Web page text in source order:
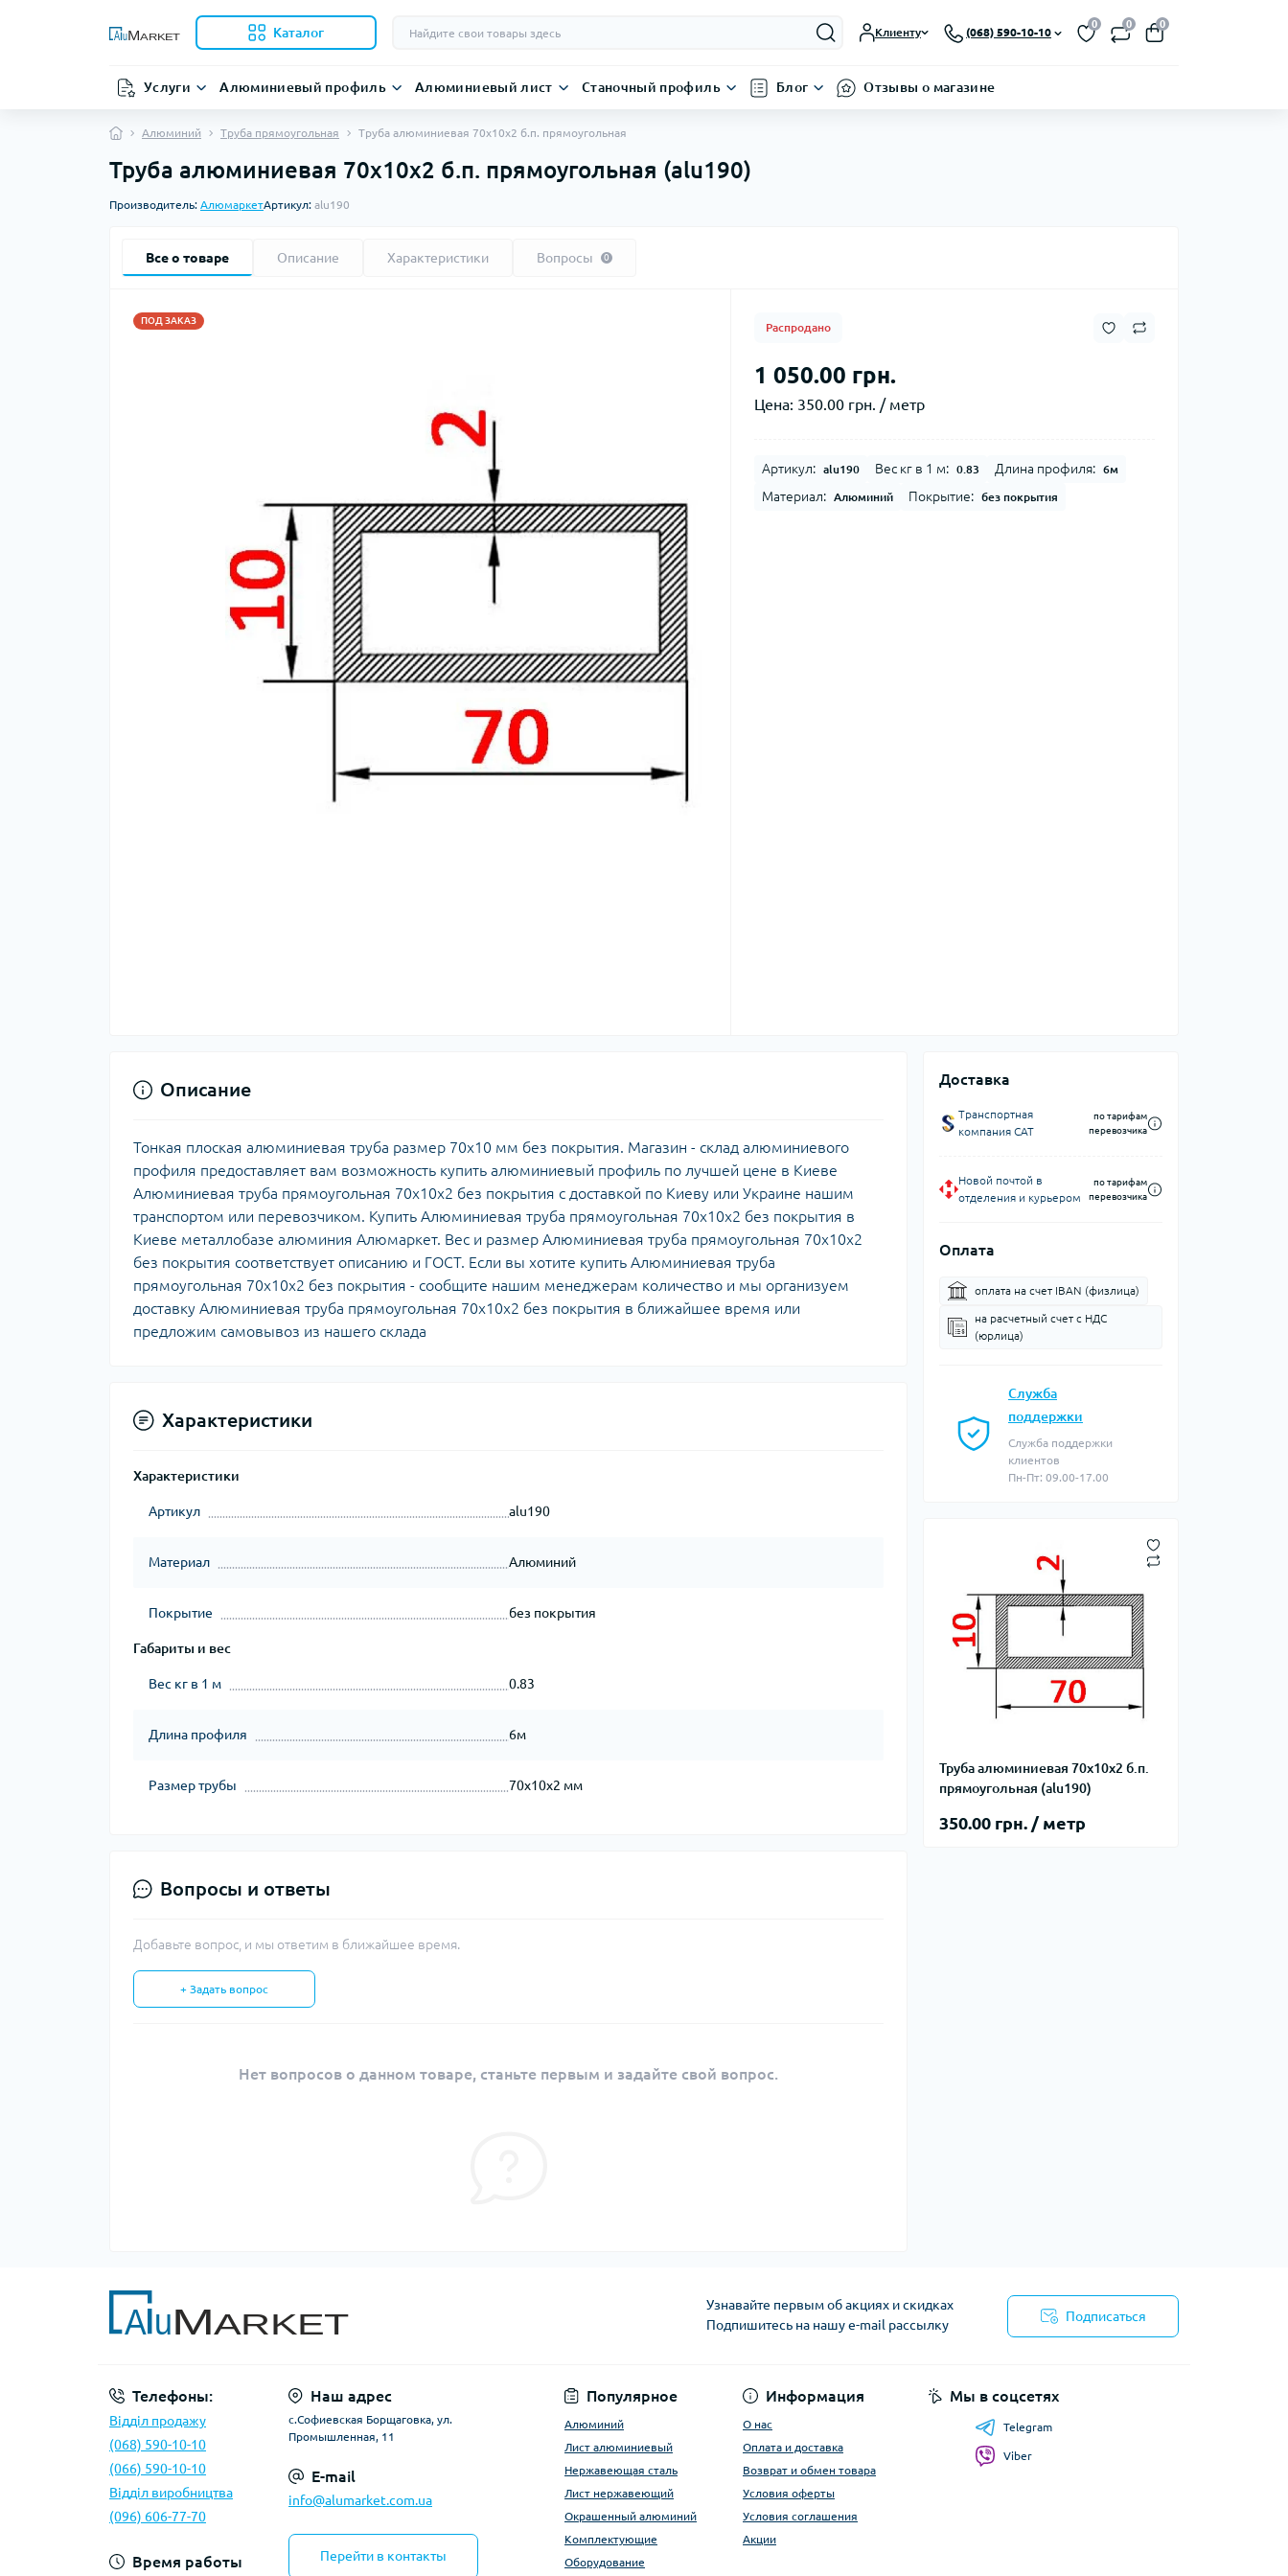
Каталог Клиенту (068) 590-10-10
0 0 0
Услуги Алюминиевый профиль Алюминиевый лист Станочный профиль Блог Отзывы о магазине
Алюминий Труба прямоугольная Труба алюминиевая 70х10х2 б.п. прямоугольная
Труба алюминиевая 70х10х2 б.п. прямоугольная (alu190)
Производитель: АлюмаркетАртикул: alu190
Все о товаре Описание Характеристики Вопросы 0
ПОД ЗАКАЗ
Распродано
1 050.00 грн.
Цена: 350.00 грн. / метр
Артикул: alu190 Вес кг в 1 м: 0.83 Длина профиля: 6м
Материал: Алюминий Покрытие: без покрытия
Доставка
Транспортная
компания CAT
по тарифам
перевозчика
Новой почтой в
отделения и курьером
по тарифам
перевозчика
Оплата
оплата на счет IBAN (физлица)
на расчетный счет c НДС
(юрлица)
Служба
поддержки
Служба поддержки
клиентов
Пн-Пт: 09.00-17.00
Труба алюминиевая 70х10х2 б.п.
прямоугольная (alu190)
350.00 грн. / метр
Описание
Тонкая плоская алюминиевая труба размер 70х10 мм без покрытия. Магазин - склад алюминиевого
профиля предоставляет вам возможность купить алюминиевый профиль по лучшей цене в Киеве
Алюминиевая труба прямоугольная 70х10х2 без покрытия с доставкой по Киеву или Украине нашим
транспортом или перевозчиком. Купить Алюминиевая труба прямоугольная 70х10х2 без покрытия в
Киеве металлобазе алюминия Алюмаркет. Вес и размер Алюминиевая труба прямоугольная 70х10х2
без покрытия соответствует описанию и ГОСТ. Если вы хотите купить Алюминиевая труба
прямоугольная 70х10х2 без покрытия - сообщите нашим менеджерам количество и мы организуем
доставку Алюминиевая труба прямоугольная 70х10х2 без покрытия в ближайшее время или
предложим самовывоз из нашего склада
Характеристики
Характеристики
Артикул alu190
Материал Алюминий
Покрытие без покрытия
Габариты и вес
Вес кг в 1 м 0.83
Длина профиля 6м
Размер трубы 70х10х2 мм
Вопросы и ответы
Добавьте вопрос, и мы ответим в ближайшее время.
+ Задать вопрос
Нет вопросов о данном товаре, станьте первым и задайте свой вопрос.
Узнавайте первым об акциях и скидках
Подпишитесь на нашу e-mail рассылку
Подписаться
Телефоны:
Відділ продажу
(068) 590-10-10
(066) 590-10-10
Відділ виробництва
(096) 606-77-70
Время работы
Наш адрес
с.Софиевская Борщаговка, ул.
Промышленная, 11
E-mail
info@alumarket.com.ua
Перейти в контакты
Популярное
Алюминий
Лист алюминиевый
Нержавеющая сталь
Лист нержавеющий
Окрашенный алюминий
Комплектующие
Оборудование
Информация
О нас
Оплата и доставка
Возврат и обмен товара
Условия оферты
Условия соглашения
Акции
Мы в соцсетях
Telegram
Viber